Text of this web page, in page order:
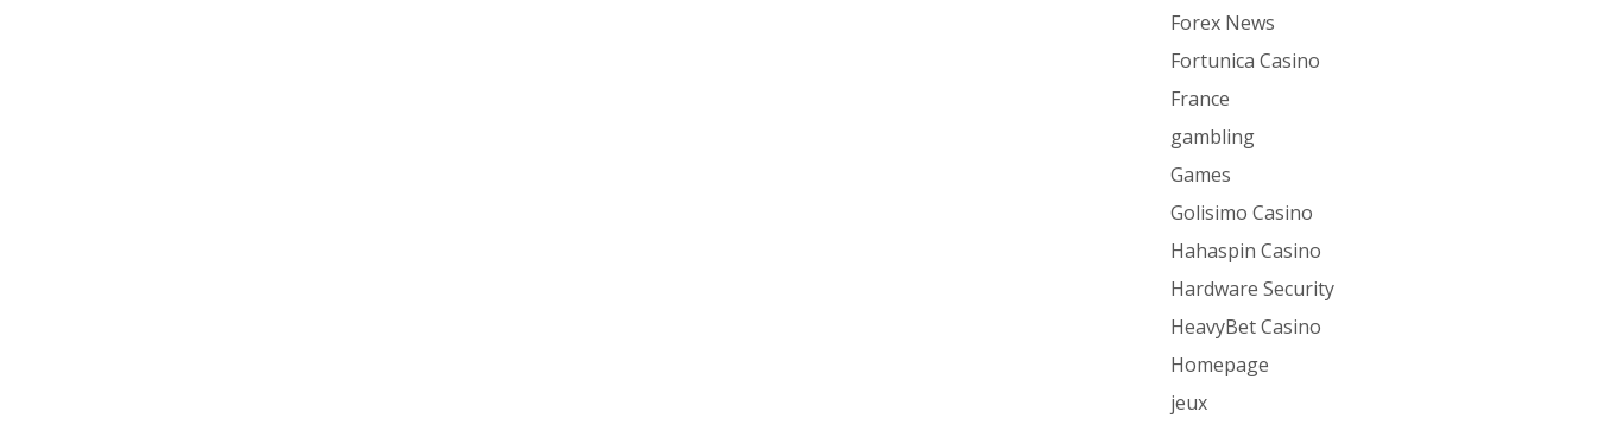
Forex News
Fortunica Casino
France
gambling
Games
Golisimo Casino
Hahaspin Casino
Hardware Security
HeavyBet Casino
Homepage
jeux